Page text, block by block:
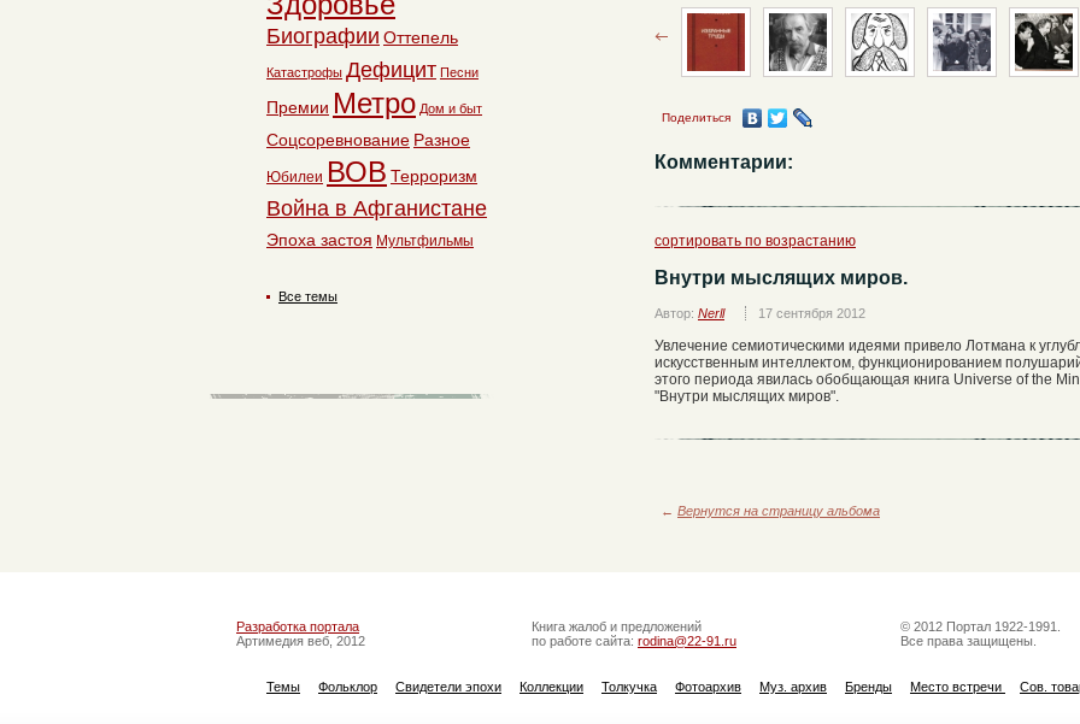
Поделиться
Комментарии:
сортировать по возрастанию
Внутри мыслящих миров.
Автор: Nerll 17 сентября 2012
Увлечение семиотическими идеями привело Лотмана к
искусственным интеллектом, функционированием
этого периода явилась обобщающая книга Universe of the
"Внутри мыслящих миров".
← Вернутся на страницу альбома
Биографии Оттепель
Катастрофы Дефицит Песни
Премии Метро Дом и быт
Соцсоревнование Разное
Юбилеи ВОВ Терроризм
Война в Афганистане
Эпоха застоя Мультфильмы
Все темы
Разработка портала
Артимедия веб, 2012
Книга жалоб и предложений
по работе сайта: rodina@22-91.ru
© 2012 Портал 1922-1991.
Все права защищены.
Темы Фольклор Свидетели эпохи Коллекции Толкучка Фотоархив Муз. архив Бренды Место встречи Сов.